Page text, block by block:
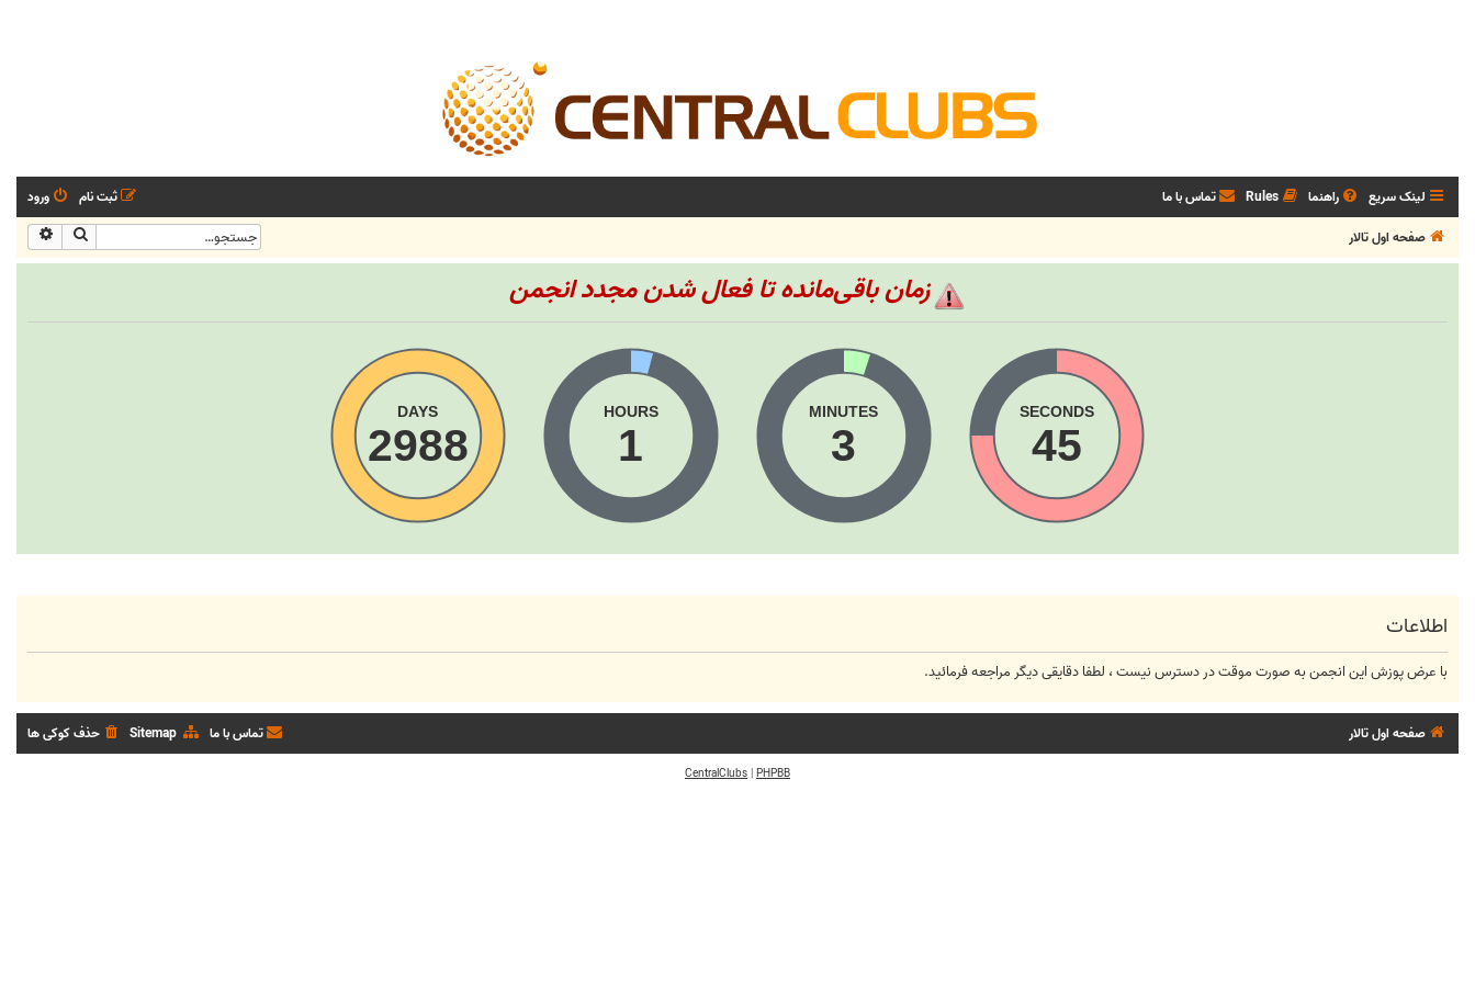
لینک سریع راهنما Rules تماس با ما ورود
ثبت نام
صفحه اول تالار
جستجو
زمان باقی‌مانده تا فعال شدن مجدد انجمن
DAYS
2988
HOURS
1
MINUTES
3
SECONDS
45
اطلاعات
با عرض پوزش این انجمن به صورت موقت در دسترس نیست ، لطفا دقایقی دیگر مراجعه فرمائید.
صفحه اول تالار حذف کوکی ها Sitemap تماس با ما
PHPBB
|
CentralClubs